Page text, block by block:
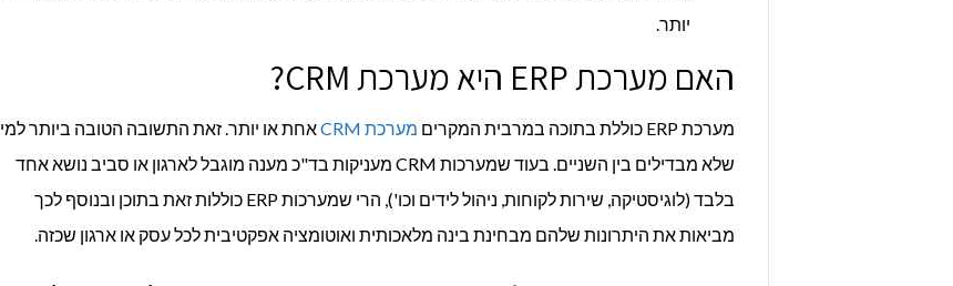
יותר.
האם מערכת ERP היא מערכת CRM?
מערכת ERP כוללת בתוכה במרבית המקרים מערכת CRM
אחת או יותר. זאת התשובה הטובה ביותר למי
שלא מבדילים בין השניים. בעוד שמערכות CRM מעניקות בד"כ מענה מוגבל לארגון או סביב נושא אחד
בלבד (לוגיסטיקה, שירות לקוחות, ניהול לידים וכו'), הרי שמערכות ERP כוללות זאת בתוכן ובנוסף לכך
מביאות את היתרונות שלהם מבחינת בינה מלאכותית ואוטומציה אפקטיבית לכל עסק או ארגון שכזה.